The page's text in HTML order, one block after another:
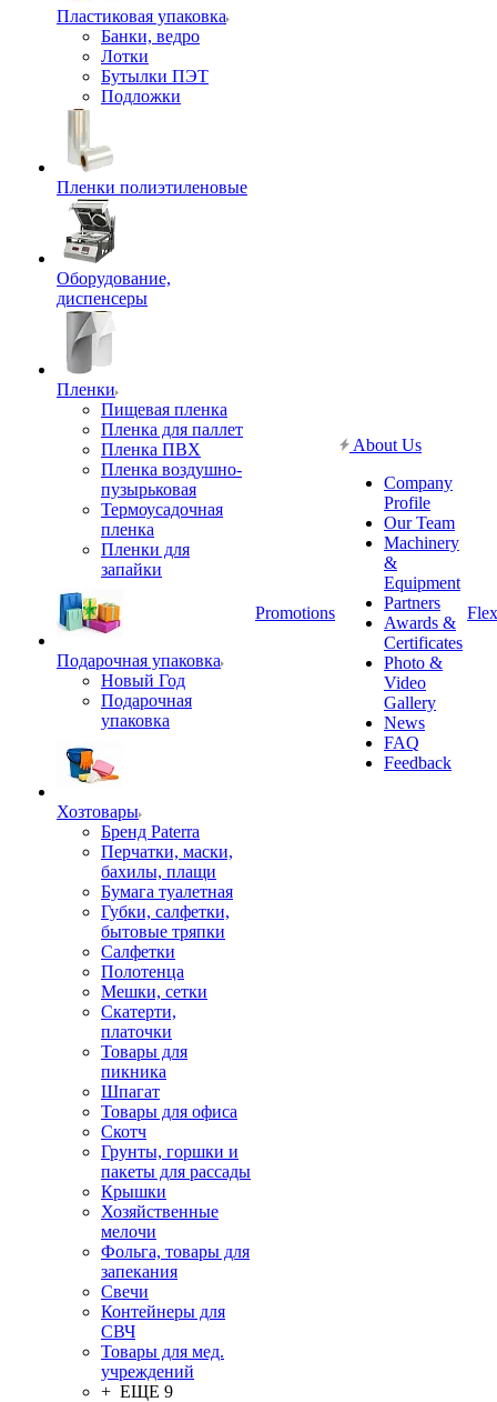
Пластиковая упаковка
Банки, ведро
Лотки
Бутылки ПЭТ
Подложки
Пленки полиэтиленовые
Оборудование,
диспенсеры
Пленки
Пищевая пленка
Пленка для паллет
Пленка ПВХ
Пленка воздушно-
пузырьковая
Термоусадочная
пленка
Пленки для
запайки
Подарочная упаковка
Новый Год
Подарочная
упаковка
Хозтовары
Бренд Paterra
Перчатки, маски,
бахилы, плащи
Бумага туалетная
Губки, салфетки,
бытовые тряпки
Салфетки
Полотенца
Мешки, сетки
Скатерти,
платочки
Товары для
пикника
Шпагат
Товары для офиса
Скотч
Грунты, горшки и
пакеты для рассады
Крышки
Хозяйственные
мелочи
Фольга, товары для
запекания
Свечи
Контейнеры для
СВЧ
Товары для мед.
учреждений
+ ЕЩЕ 9
Promotions
About Us
Company
Profile
Our Team
Machinery
&
Equipment
Partners
Awards &
Certificates
Photo &
Video
Gallery
News
FAQ
Feedback